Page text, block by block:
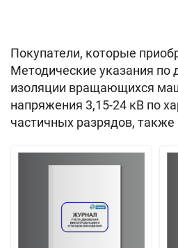
Покупатели, которые
Методические указания по
изоляции вращающихся
напряжения 3,15-24 кВ по
частичных разрядов, также